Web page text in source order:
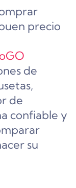
precio
de
de
confiable y
su